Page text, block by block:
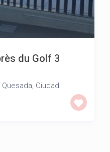
du Golf 3
, Ciudad